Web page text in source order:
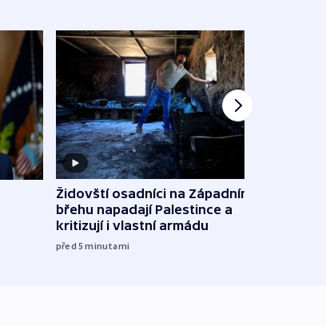
Židovští osadníci na Západním
břehu napadají Palestince a
kritizují i vlastní armádu
před 5minutami